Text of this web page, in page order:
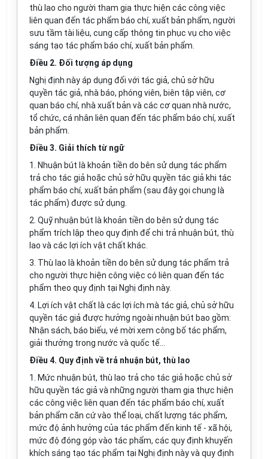
thù lao cho người tham gia thực hiện các công việc
liên quan đến tác phẩm báo chí, xuất bản phẩm, người
sưu tầm tài liệu, cung cấp thông tin phục vụ cho việc
sáng tạo tác phẩm báo chí, xuất bản phẩm.
Điều 2. Đối tượng áp dụng
Nghị định này áp dụng đối với tác giả, chủ sở hữu
quyền tác giả, nhà báo, phóng viên, biên tập viên, cơ
quan báo chí, nhà xuất bản và các cơ quan nhà nước,
tổ chức, cá nhân liên quan đến tác phẩm báo chí, xuất
bản phẩm.
Điều 3. Giải thích từ ngữ
1.
Nhuận bút là khoản tiền do bên sử dụng tác phẩm
trả cho tác giả hoặc chủ sở hữu quyền tác giả khi tác
phẩm báo chí, xuất bản phẩm (sau đây gọi chung là
tác phẩm) được sử dụng.
2. Quỹ nhuận bút là khoản tiền do bên sử dụng tác
phẩm trích lập theo quy định để chi trả nhuận bút, thù
lao và các lợi ích vật chất khác.
3. Thù lao là khoản tiền do bên sử dụng tác phẩm trả
cho người thực hiện công việc có liên quan đến tác
phẩm theo quy định tại Nghị định này.
4. Lợi ích vật chất là các lợi ích mà tác giả, chủ sở hữu
quyền tác giả được hưởng ngoài nhuận bút bao gồm:
Nhận sách, báo biếu, vé mời xem công bố tác phẩm,
giải thưởng trong nước và quốc tế...
Điều 4. Quy định về trả nhuận bút, thù lao
1.
Mức nhuận bút, thù lao trả cho tác giả hoặc chủ sở
hữu quyền tác giả và những người tham gia thực hiện
các công việc liên quan đến tác phẩm báo chí, xuất
bản phẩm căn cứ vào thể loại, chất lượng tác phẩm,
mức độ ảnh hưởng của tác phẩm đến kinh tế - xã hội,
mức độ đóng góp vào tác phẩm, các quy định khuyến
khích sáng tạo tác phẩm tại Nghị định này và quy định